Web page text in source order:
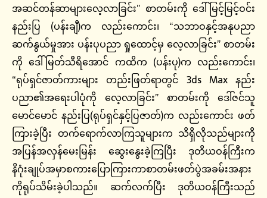
အဆင်တန်ဆာများလေ့လာခြင်း” စာတမ်းကို ဒေါ်မြင့်မြင့်ဝင်း
နည်းပြ (ပန်းချီ)က လည်းကောင်း၊ “သဘာဝနှင့်အနုပညာ
ဆက်နွယ်မှုအား ပန်းပုပညာ ရှုထောင့်မှ လေ့လာခြင်း” စာတမ်း
ကို ဒေါ်မြတ်သီရိအောင် ကထိက (ပန်းပု)က လည်းကောင်း၊
“ရုပ်ရှင်ဇာတ်ကားများ တည်းဖြတ်ရာတွင် 3ds Max နည်း
ပညာ၏အရေးပါပုံကို လေ့လာခြင်း” စာတမ်းကို ဒေါ်ဇင်သူ
မောင်မောင် နည်းပြ(ရုပ်ရှင်နှင့်ပြဇာတ်)က လည်းကောင်း ဖတ်
ကြားခဲ့ပြီး တက်ရောက်လာကြသူများက သိရှိလိုသည်များကို
အပြန်အလှန်မေးမြန်း ဆွေးနွေးခဲ့ကြပြီး ဒုတိယဝန်ကြီးက
နိဂုံးချုပ်အမှာစကားပြောကြားကာစာတမ်းဖတ်ပွဲအခမ်းအနား
ကိုရုပ်သိမ်းခဲ့ပါသည်။ ဆက်လက်ပြီး ဒုတိယဝန်ကြီးသည်